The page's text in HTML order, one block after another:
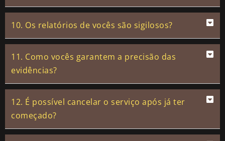
10. Os relatórios de vocês são sigilosos?
11. Como vocês garantem a precisão das
evidências?
12. É possível cancelar o serviço após já ter
começado?